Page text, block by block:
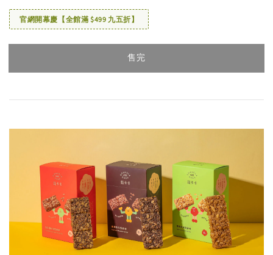
官網開幕慶【全館滿 $499 九五折】
售完